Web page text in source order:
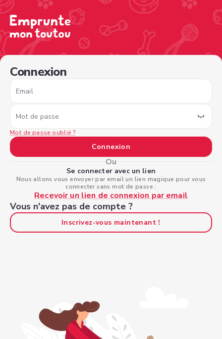
Connexion
Email
Mot de passe
Mot de passe oublié ?
Connexion
Ou
Se connecter avec un lien
Nous allons vous envoyer par email un lien magique pour vous
connecter sans mot de passe :
Recevoir un lien de connexion par email
Vous n'avez pas de compte ?
Inscrivez-vous maintenant !
/sign-in?nextPage=%2Fview-profile%2F1cf3e738-21f3-